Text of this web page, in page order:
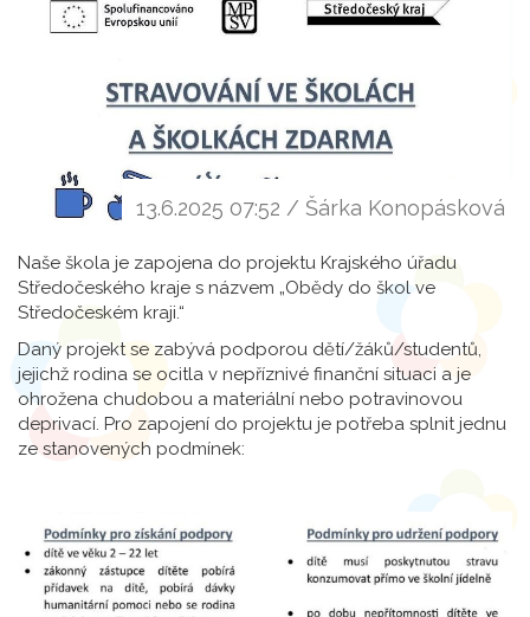
13.6.2025 07:52 / Šárka Konopásková
Naše škola je zapojena do projektu Krajského úřadu
Středočeského kraje s názvem „Obědy do škol ve
Středočeském kraji.“
Daný projekt se zabývá podporou dětí/žáků/studentů,
jejichž rodina se ocitla v nepříznivé finanční situaci a je
ohrožena chudobou a materiální nebo potravinovou
deprivací. Pro zapojení do projektu je potřeba splnit jednu
ze stanovených podmínek: